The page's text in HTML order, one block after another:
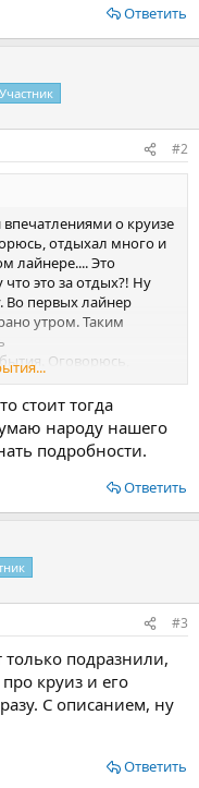
Ответить
Участник
#2
о круизе
отдыхал много и
лайнере.... Это
что это за отдых?! Ну
Во первых лайнер
утром. Таким
Оговорюсь,
на красоты городов.
посетить
отплываете из
на Ибице. Ну а
звездочный отель.
с живой
цирка Дюсалей. Ну и
я был в пяти
все что душе
что было на лайнере. И
а тренажерные
палубе!!!! Это не
как кажется. Если
информацией.
стоит тогда
народу нашего
подробности.
Ответить
#3
только подразнили,
круиз и его
С описанием, ну
Ответить